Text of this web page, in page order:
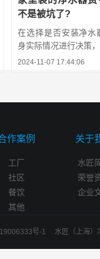
不是被坑了?
在选择是否安装净水
身实际情况进行决策
2024-11-07 17:44:06
作案例
工厂
社区
餐饮
其他
关于
水匠
荣誉
企业
号-1 水匠（上海）